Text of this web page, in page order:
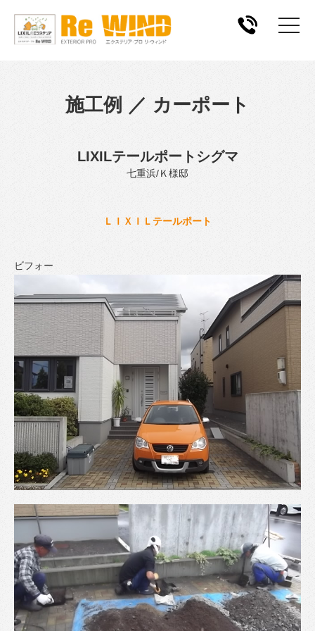
施工例 ／ カーポート
LIXILテールポートシグマ
七重浜/Ｋ様邸
ＬＩＸＩＬテールポート
ビフォー